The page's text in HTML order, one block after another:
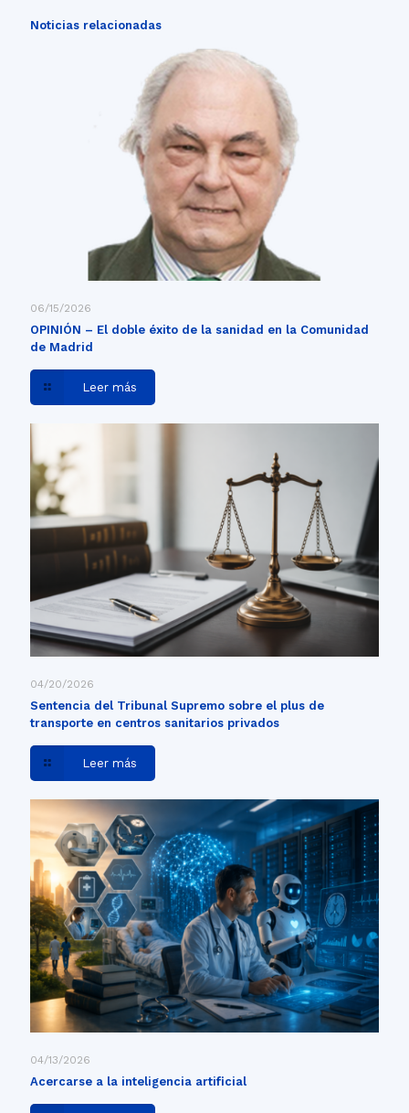
Noticias relacionadas
06/15/2026
OPINIÓN – El doble éxito de la sanidad en la Comunidad
de Madrid
Leer más
04/20/2026
Sentencia del Tribunal Supremo sobre el plus de
transporte en centros sanitarios privados
Leer más
04/13/2026
Acercarse a la inteligencia artificial